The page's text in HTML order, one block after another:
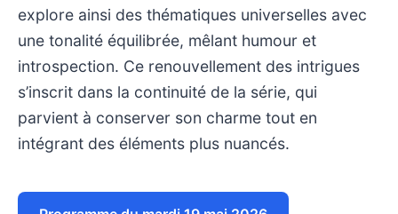
explore ainsi des thématiques universelles avec
une tonalité équilibrée, mêlant humour et
introspection. Ce renouvellement des intrigues
s’inscrit dans la continuité de la série, qui
parvient à conserver son charme tout en
intégrant des éléments plus nuancés.